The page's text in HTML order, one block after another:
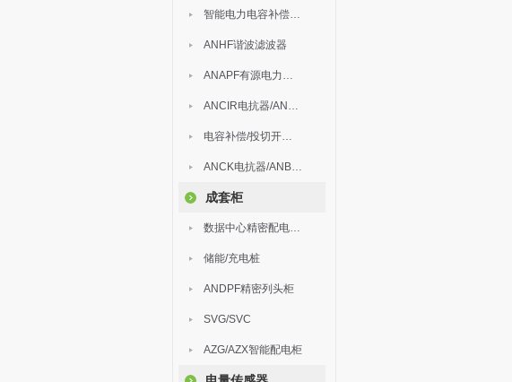
智能电力电容补偿装置
ANHF谐波滤波器
ANAPF有源电力滤波器
ANCIR电抗器/ANHPD300谐波保护器
电容补偿/投切开关/ARC
ANCK电抗器/ANBSMJ自愈式低压并联电容器
成套柜
数据中心精密配电监控装置
储能/充电桩
ANDPF精密列头柜
SVG/SVC
AZG/AZX智能配电柜